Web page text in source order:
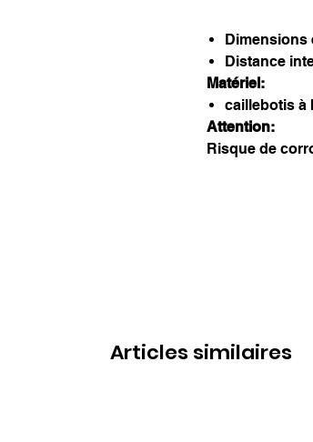
Dimensions
Distance
Matériel:
caillebotis à
Attention:
Risque de
Articles similaires